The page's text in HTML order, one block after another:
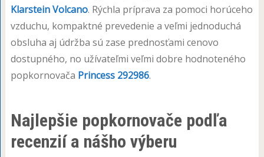
Klarstein Volcano. Rýchla príprava za pomoci horúceho
vzduchu, kompaktné prevedenie a veľmi jednoduchá
obsluha aj údržba sú zase prednosťami cenovo
dostupného, no užívateľmi veľmi dobre hodnoteného
popkornovača Princess 292986.
Najlepšie popkornovače podľa
recenzií a nášho výberu